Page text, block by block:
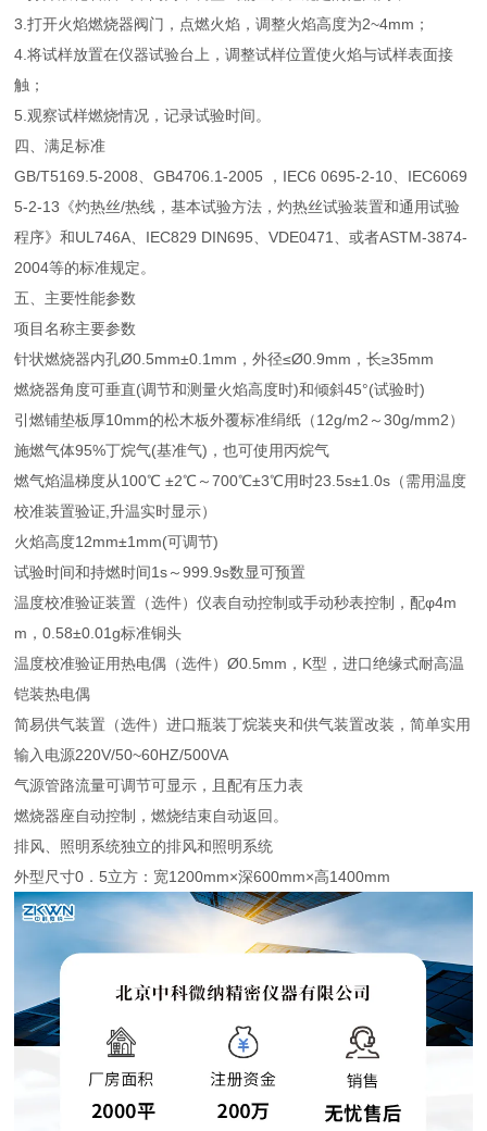
3.打开火焰燃烧器阀门，点燃火焰，调整火焰高度为2~4mm；
4.将试样放置在仪器试验台上，调整试样位置使火焰与试样表面接
触；
5.观察试样燃烧情况，记录试验时间。
四、满足标准
GB/T5169.5-2008、GB4706.1-2005 ，IEC6 0695-2-10、IEC6069
5-2-13《灼热丝/热线，基本试验方法，灼热丝试验装置和通用试验
程序》和UL746A、IEC829 DIN695、VDE0471、或者ASTM-3874-
2004等的标准规定。
五、主要性能参数
项目名称主要参数
针状燃烧器内孔Ø0.5mm±0.1mm，外径≤Ø0.9mm，长≥35mm
燃烧器角度可垂直(调节和测量火焰高度时)和倾斜45°(试验时)
引燃铺垫板厚10mm的松木板外覆标准绢纸（12g/m2～30g/mm2）
施燃气体95%丁烷气(基准气)，也可使用丙烷气
燃气焰温梯度从100℃ ±2℃～700℃±3℃用时23.5s±1.0s（需用温度
校准装置验证,升温实时显示）
火焰高度12mm±1mm(可调节)
试验时间和持燃时间1s～999.9s数显可预置
温度校准验证装置（选件）仪表自动控制或手动秒表控制，配φ4m
m，0.58±0.01g标准铜头
温度校准验证用热电偶（选件）Ø0.5mm，K型，进口绝缘式耐高温
铠装热电偶
简易供气装置（选件）进口瓶装丁烷装夹和供气装置改装，简单实用
输入电源220V/50~60HZ/500VA
气源管路流量可调节可显示，且配有压力表
燃烧器座自动控制，燃烧结束自动返回。
排风、照明系统独立的排风和照明系统
外型尺寸0．5立方：宽1200mm×深600mm×高1400mm